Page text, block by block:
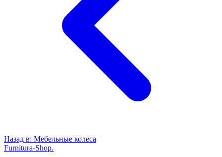
Назад в: Мебельные колеса
Furnitura-Shop.